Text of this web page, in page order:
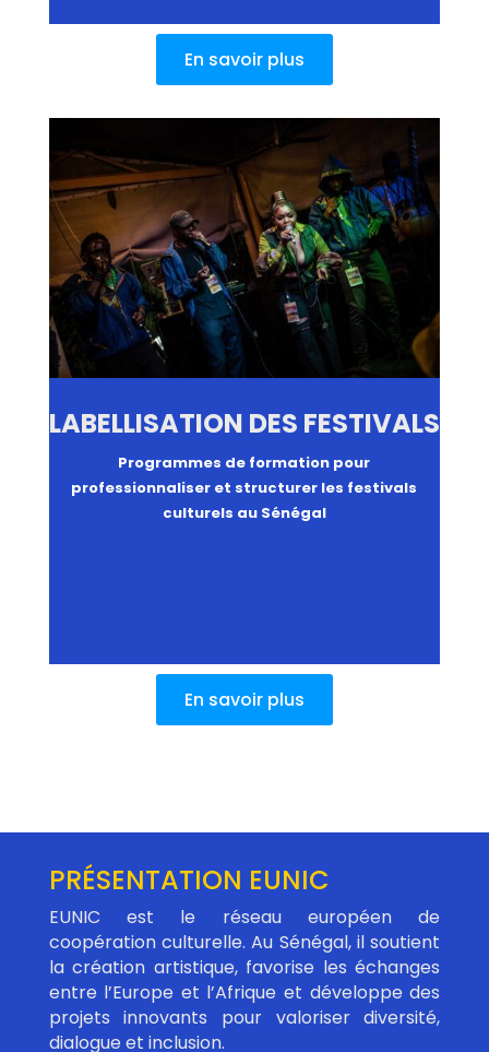
En savoir plus
LABELLISATION DES FESTIVALS
Programmes de formation pour
professionnaliser et structurer les festivals
culturels au Sénégal
En savoir plus
PRÉSENTATION EUNIC
EUNIC est le réseau européen de
coopération culturelle. Au Sénégal, il soutient
la création artistique, favorise les échanges
entre l’Europe et l’Afrique et développe des
projets innovants pour valoriser diversité,
dialogue et inclusion.